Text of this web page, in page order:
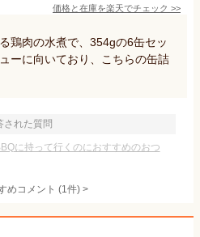
価格と在庫を楽天でチェック >>
鶏肉の水煮で、354gの6缶セッ
ーに向いており、こちらの缶詰
された質問
に持って行くのにおすすめのおつ
めコメント (1件) >